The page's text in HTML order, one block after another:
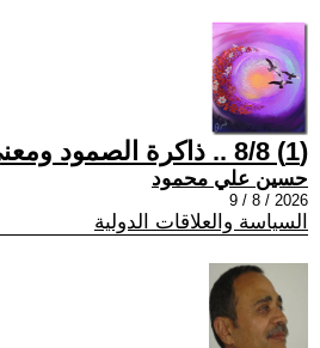
(1) 8/8 .. ذاكرة الصمود ومعنى الانتصار
حسين علي محمود
2026 / 8 / 9
السياسة والعلاقات الدولية